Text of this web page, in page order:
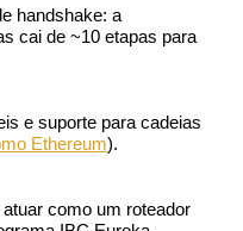
handshake: a
cai de ~10 etapas para
e suporte para cadeias
Ethereum).
como um roteador